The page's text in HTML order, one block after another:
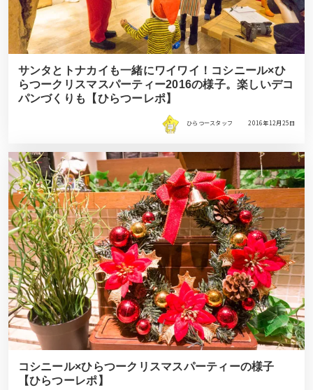
サンタとトナカイも一緒にワイワイ！コシニール×ひ
らつークリスマスパーティー2016の様子。楽しいデコ
パンづくりも【ひらつーレポ】
ひらつースタッフ 2016年12月25日
コシニール×ひらつークリスマスパーティーの様子
【ひらつーレポ】